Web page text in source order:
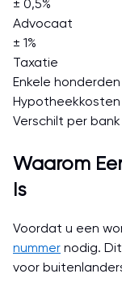
± 0,5%
Advocaat
± 1%
Taxatie
Enkele
Hypotheekkosten
Verschilt per bank
Waarom
Is
Voordat u een
nummer nodig.
voor